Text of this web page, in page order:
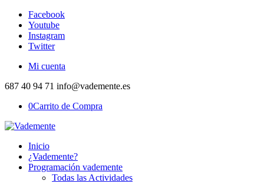
Facebook
Youtube
Instagram
Twitter
Mi cuenta
687 40 94 71 info@vademente.es
0Carrito de Compra
Inicio
¿Vademente?
Programación vademente
Todas las Actividades